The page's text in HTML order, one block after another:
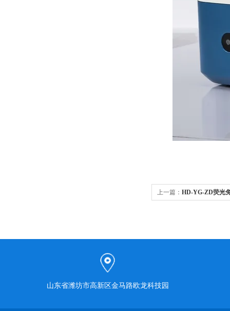
上一篇： HD-YG-ZD荧光
山东省潍坊市高新区金马路欧龙科技园